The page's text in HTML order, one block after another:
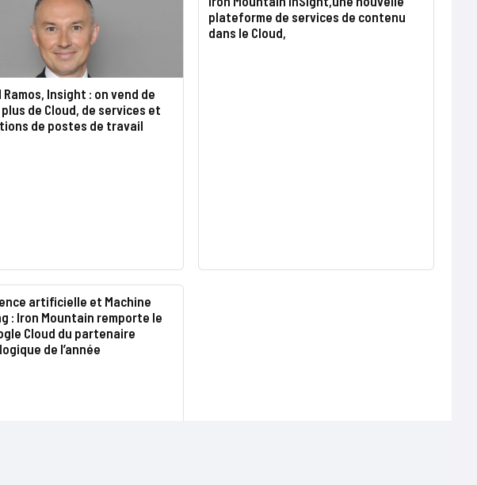
Ramos, Insight : on vend de
de Cloud, de services et
de postes de travail
plateforme de services de contenu
dans le Cloud,
artificielle et Machine
: Iron Mountain remporte le
Cloud du partenaire
de l’année